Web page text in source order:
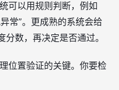
可以用规则判断，例如
常”。更成熟的系统会给
数，再决定是否通过。
位置验证的关键。你要检